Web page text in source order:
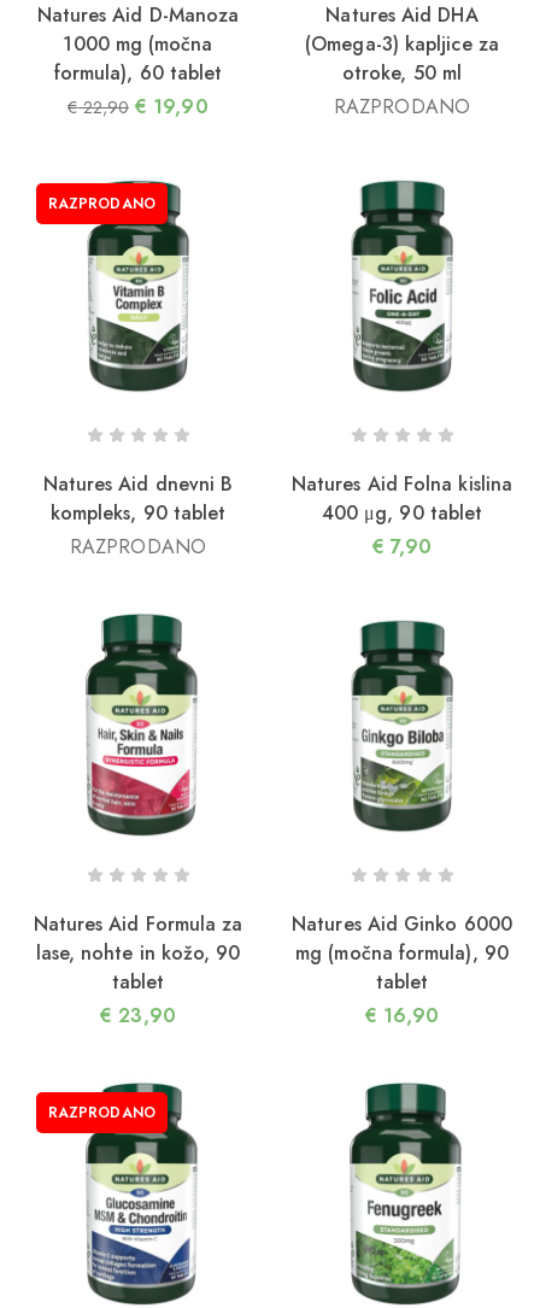
05/2026
– popolno dopolnilo za ženske v zrelih
lahko HMB koristi vaši mišični in kostni masi
s tem zdravju
Natures Aid D-Manoza
1000 mg (močna
formula), 60 tablet
€22,90 € 19,90
Natures Aid DHA
(Omega-3) kapljice za
otroke, 50 ml
RAZPRODANO
RAZPRODANO
Natures Aid dnevni B
kompleks, 90 tablet
RAZPRODANO
Natures Aid Folna kislina
400 μg, 90 tablet
€ 7,90
Natures Aid Formula za
lase, nohte in kožo, 90
tablet
€ 23,90
Natures Aid Ginko 6000
mg (močna formula), 90
tablet
€ 16,90
RAZPRODANO